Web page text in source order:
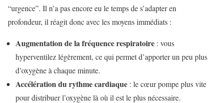
“urgence”. Il n’a pas encore eu le temps de s’adapter en
profondeur, il réagit donc avec les moyens immédiats :
Augmentation de la fréquence respiratoire : vous
hyperventilez légèrement, ce qui permet d’apporter un peu plus
d’oxygène à chaque minute.
Accélération du rythme cardiaque : le cœur pompe plus vite
pour distribuer l’oxygène là où il est le plus nécessaire.